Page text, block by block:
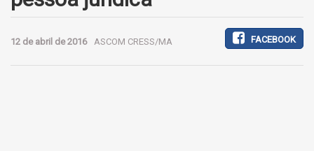
12 de abril de 2016 ASCOM CRESS/MA FACEBOOK